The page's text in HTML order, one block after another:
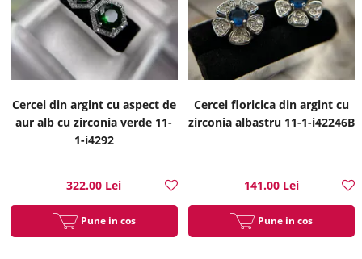
Cercei din argint cu aspect de
aur alb cu zirconia verde 11-
1-i4292
322.00 Lei
Pune in cos
Cercei floricica din argint cu
zirconia albastru 11-1-i42246B
141.00 Lei
Pune in cos